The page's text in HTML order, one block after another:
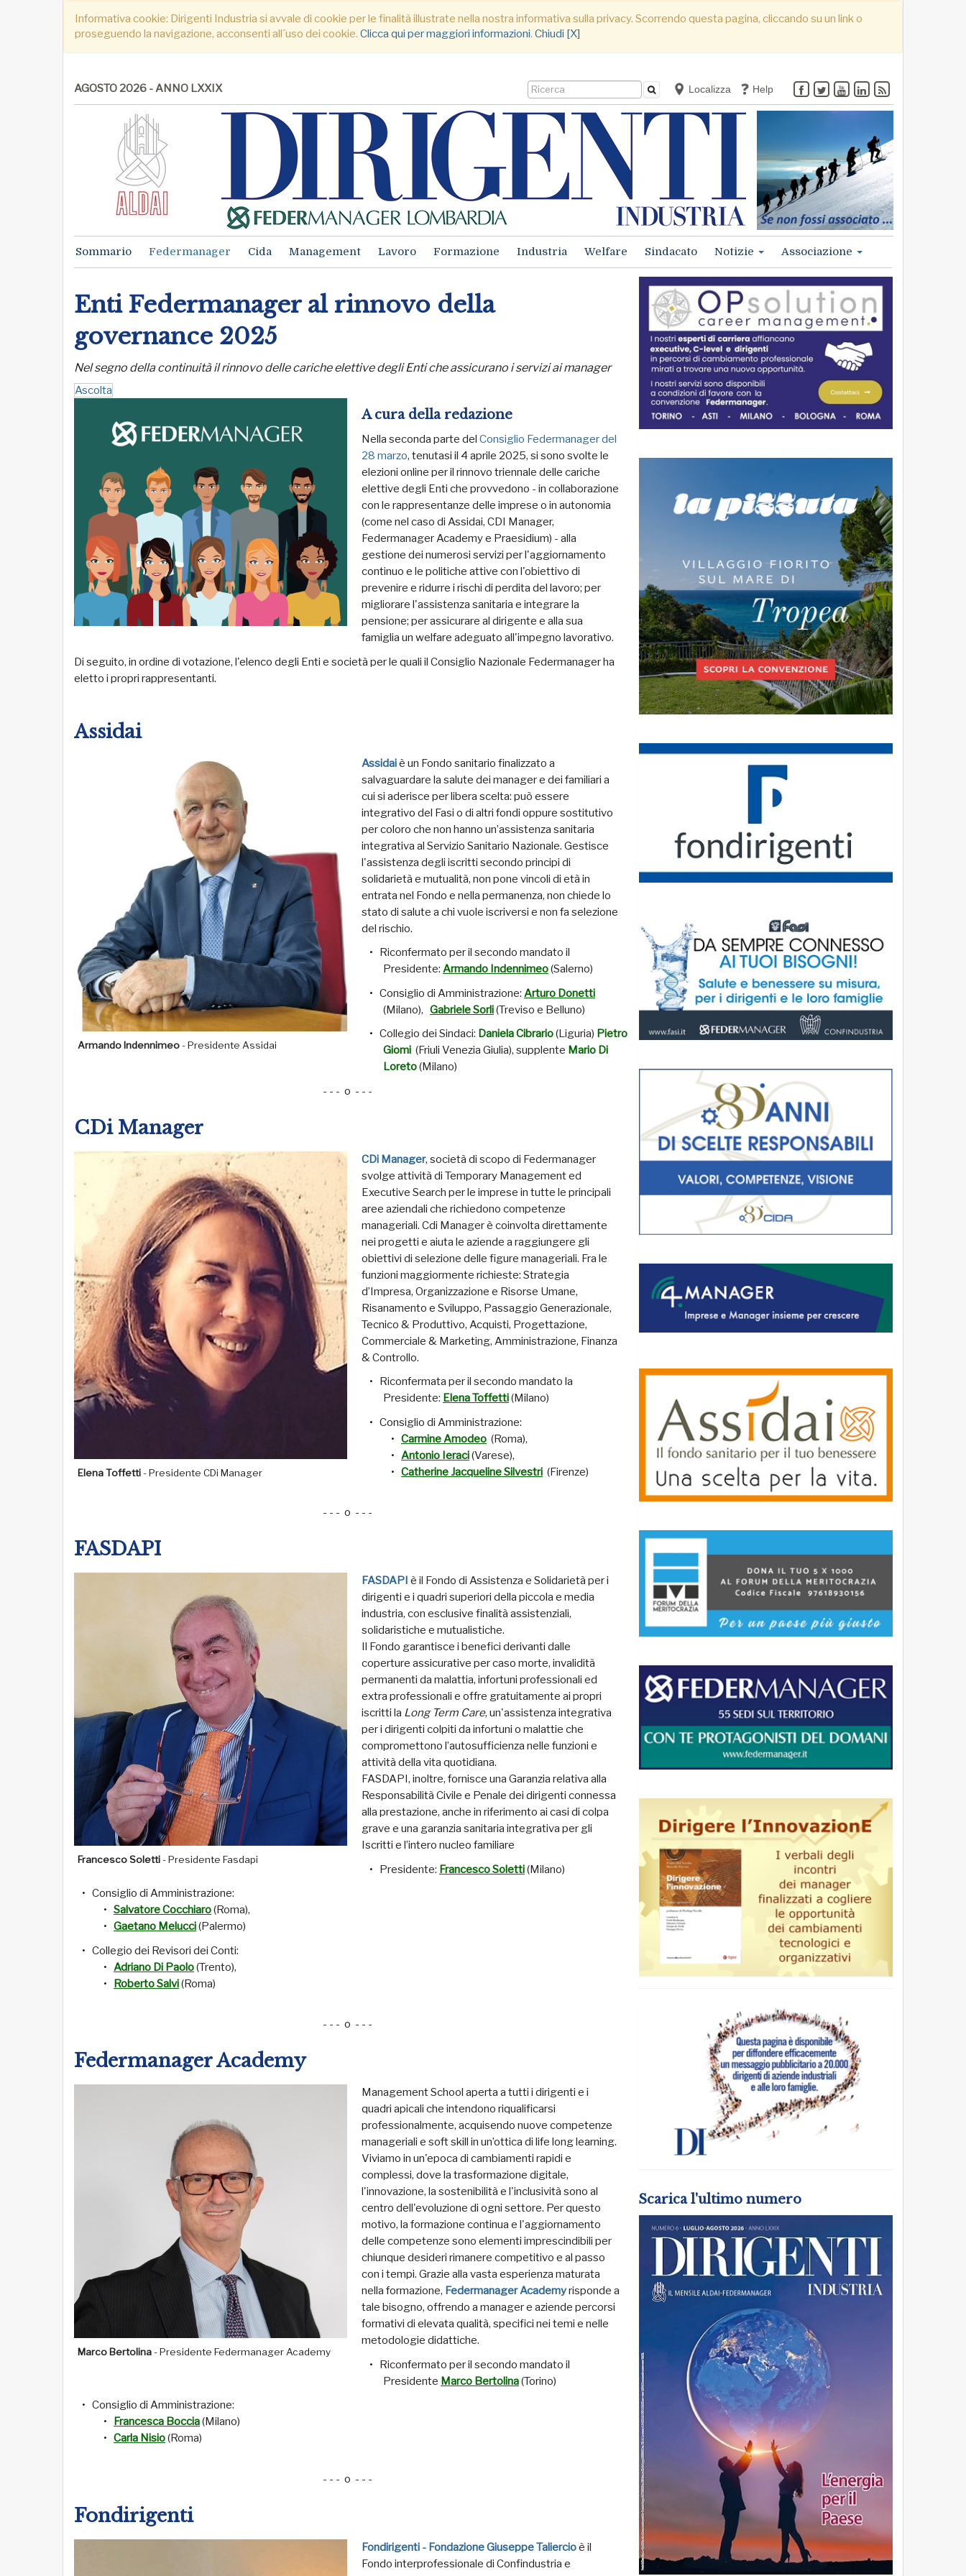
Informativa cookie: Dirigenti Industria si avvale di cookie per le finalità illustrate nella nostra informativa sulla privacy. Scorrendo questa pagina, cliccando su un link o
proseguendo la navigazione, acconsenti all´uso dei cookie. Clicca qui per maggiori informazioni. Chiudi [X]
AGOSTO 2026 - ANNO LXXIX Localizza Help
Sommario Federmanager Cida Management Lavoro Formazione Industria Welfare Sindacato Notizie Associazione
Enti Federmanager al rinnovo della
governance 2025
Nel segno della continuità il rinnovo delle cariche elettive degli Enti che assicurano i servizi ai manager
Ascolta
A cura della redazione
Nella seconda parte del Consiglio Federmanager del
28 marzo, tenutasi il 4 aprile 2025, si sono svolte le
elezioni online per il rinnovo triennale delle cariche
elettive degli Enti che provvedono - in collaborazione
con le rappresentanze delle imprese o in autonomia
(come nel caso di Assidai, CDI Manager,
Federmanager Academy e Praesidium) - alla
gestione dei numerosi servizi per l'aggiornamento
continuo e le politiche attive con l'obiettivo di
prevenire e ridurre i rischi di perdita del lavoro; per
migliorare l'assistenza sanitaria e integrare la
pensione; per assicurare al dirigente e alla sua
famiglia un welfare adeguato all'impegno lavorativo.
Di seguito, in ordine di votazione, l'elenco degli Enti e società per le quali il Consiglio Nazionale Federmanager ha
eletto i propri rappresentanti.
Assidai
Armando Indennimeo- Presidente Assidai
Assidaiè un Fondo sanitario finalizzato a
salvaguardare la salute dei manager e dei familiari a
cui si aderisce per libera scelta: può essere
integrativo del Fasi o di altri fondi oppure sostitutivo
per coloro che non hanno un’assistenza sanitaria
integrativa al Servizio Sanitario Nazionale. Gestisce
l'assistenza degli iscritti secondo principi di
solidarietà e mutualità, non pone vincoli di età in
entrata nel Fondo e nella permanenza, non chiede lo
stato di salute a chi vuole iscriversi e non fa selezione
del rischio.
Riconfermato per il secondo mandato il
Presidente: Armando Indennimeo(Salerno)
Consiglio di Amministrazione: Arturo Donetti
(Milano), GabrieleSorli(Treviso e Belluno)
Collegio dei Sindaci: Daniela Cibrario(Liguria) Pietro
Giomi (Friuli Venezia Giulia), supplente Mario Di
Loreto(Milano)
- - - o - - -
CDi Manager
Elena Toffetti- Presidente CDi Manager
CDi Manager, società di scopo di Federmanager
svolge attività di Temporary Management ed
Executive Search per le imprese in tutte le principali
aree aziendali che richiedono competenze
manageriali. Cdi Manager è coinvolta direttamente
nei progetti e aiuta le aziende a raggiungere gli
obiettivi di selezione delle figure manageriali. Fra le
funzioni maggiormente richieste: Strategia
d’Impresa, Organizzazione e Risorse Umane,
Risanamento e Sviluppo, Passaggio Generazionale,
Tecnico & Produttivo, Acquisti, Progettazione,
Commerciale & Marketing, Amministrazione, Finanza
& Controllo.
Riconfermata per il secondo mandato la
Presidente: Elena Toffetti(Milano)
Consiglio di Amministrazione:
Carmine Amodeo (Roma),
Antonio Ieraci(Varese),
Catherine Jacqueline Silvestri (Firenze)
- - - o - - -
FASDAPI
Francesco Soletti- Presidente Fasdapi
FASDAPI è il Fondo di Assistenza e Solidarietà per i
dirigenti e i quadri superiori della piccola e media
industria, con esclusive finalità assistenziali,
solidaristiche e mutualistiche.
Il Fondo garantisce i benefici derivanti dalle
coperture assicurative per caso morte, invalidità
permanenti da malattia, infortuni professionali ed
extra professionali e offre gratuitamente ai propri
iscritti la Long Term Care, un'assistenza integrativa
per i dirigenti colpiti da infortuni o malattie che
compromettono l’autosufficienza nelle funzioni e
attività della vita quotidiana.
FASDAPI, inoltre, fornisce una Garanzia relativa alla
Responsabilità Civile e Penale dei dirigenti connessa
alla prestazione, anche in riferimento ai casi di colpa
grave e una garanzia sanitaria integrativa per gli
Iscritti e l’intero nucleo familiare
Presidente: Francesco Soletti(Milano)
Consiglio di Amministrazione:
Salvatore Cocchiaro(Roma),
Gaetano Melucci(Palermo)
Collegio dei Revisori dei Conti:
Adriano Di Paolo(Trento),
Roberto Salvi(Roma)
- - - o - - -
Federmanager Academy
Marco Bertolina- Presidente Federmanager Academy
Management School aperta a tutti i dirigenti e i
quadri apicali che intendono riqualificarsi
professionalmente, acquisendo nuove competenze
manageriali e soft skill in un’ottica di life long learning.
Viviamo in un'epoca di cambiamenti rapidi e
complessi, dove la trasformazione digitale,
l'innovazione, la sostenibilità e l'inclusività sono al
centro dell'evoluzione di ogni settore. Per questo
motivo, la formazione continua e l'aggiornamento
delle competenze sono elementi imprescindibili per
chiunque desideri rimanere competitivo e al passo
con i tempi. Grazie alla vasta esperienza maturata
nella formazione, Federmanager Academyrisponde a
tale bisogno, offrendo a manager e aziende percorsi
formativi di elevata qualità, specifici nei temi e nelle
metodologie didattiche.
Riconfermato per il secondo mandato il
Presidente Marco Bertolina(Torino)
Consiglio di Amministrazione:
Francesca Boccia(Milano)
Carla Nisio(Roma)
- - - o - - -
Fondirigenti
Fondirigenti - Fondazione Giuseppe Taliercioè il
Fondo interprofessionale di Confindustria e
Scarica l'ultimo numero